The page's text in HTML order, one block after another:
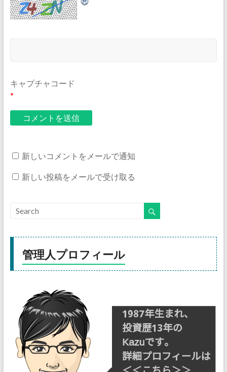
キャプチャコード
*
新しいコメントをメールで通知
新しい投稿をメールで受け取る
管理人プロフィール